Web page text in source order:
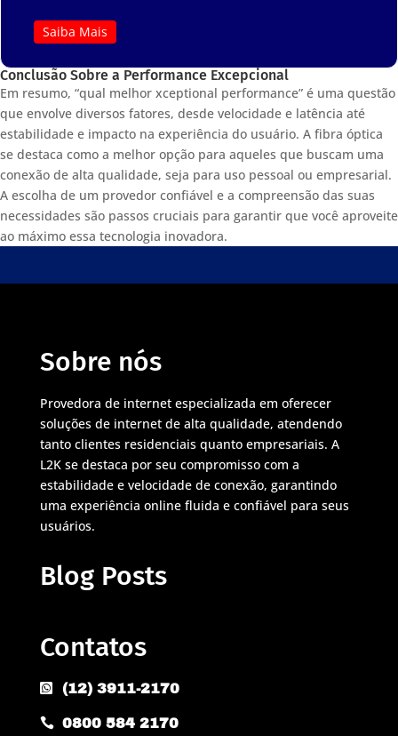
Saiba Mais
Conclusão Sobre a Performance Excepcional
Em resumo, “qual melhor xceptional performance” é uma questão
que envolve diversos fatores, desde velocidade e latência até
estabilidade e impacto na experiência do usuário. A fibra óptica
se destaca como a melhor opção para aqueles que buscam uma
conexão de alta qualidade, seja para uso pessoal ou empresarial.
A escolha de um provedor confiável e a compreensão das suas
necessidades são passos cruciais para garantir que você aproveite
ao máximo essa tecnologia inovadora.
Sobre nós
Provedora de internet especializada em oferecer
soluções de internet de alta qualidade, atendendo
tanto clientes residenciais quanto empresariais. A
L2K se destaca por seu compromisso com a
estabilidade e velocidade de conexão, garantindo
uma experiência online fluida e confiável para seus
usuários.
Blog Posts
Contatos
 (12) 3911-2170
 0800 584 2170